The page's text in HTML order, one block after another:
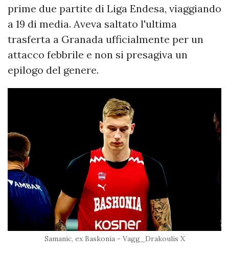
prime due partite di Liga Endesa, viaggiando
a 19 di media. Aveva saltato l'ultima
trasferta a Granada ufficialmente per un
attacco febbrile e non si presagiva un
epilogo del genere.
Samanic, ex Baskonia - Vagg_Drakoulis X